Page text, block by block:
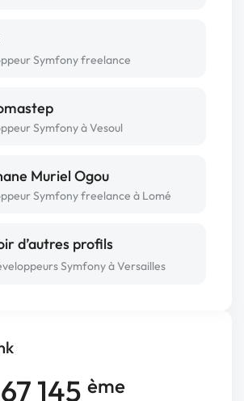
67 145 ème
Symfony freelance
Symfony à Vesoul
Muriel Ogou
Symfony freelance à Lomé
d’autres profils
Symfony à Versailles